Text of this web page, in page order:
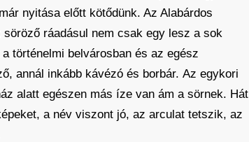
nyitása előtt kötődünk. Az Alabárdos
ráadásul nem csak egy lesz a sok
történelmi belvárosban és az egész
annál inkább kávézó és borbár. Az egykori
alatt egészen más íze van ám a sörnek. Hát
a név viszont jó, az arculat tetszik, az